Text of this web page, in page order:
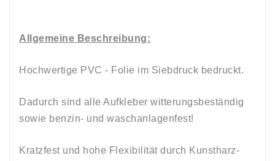
Allgemeine Beschreibung:
Hochwertige PVC - Folie im Siebdruck bedruckt.
Dadurch sind alle Aufkleber witterungsbeständig
sowie benzin- und waschanlagenfest!
Kratzfest und hohe Flexibilität durch Kunstharz-